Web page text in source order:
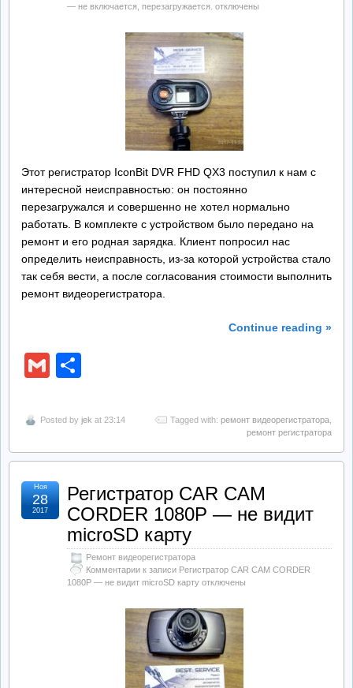
— не включается, перезагружается. отключены
Этот регистратор IconBit DVR FHD QX3 поступил к нам с
интересной неисправностью: он постоянно
перезагружался и совершенно не хотел нормально
работать. В комплекте с устройством было передано на
ремонт и его родная зарядка. Клиент попросил нас
определить неисправность, из-за которой устройства стало
так себя вести, а после согласования стоимости выполнить
ремонт видеорегистратора.
Continue reading »
Gmail
Posted by jek at 23:14 Tagged with: ремонт видеорегистратора
ремонт регистратора
Регистратор CAR CAM
CORDER 1080P — не видит
microSD карту
Ремонт видеорегистратора
Комментарии к записи Регистратор CAR CAM CORDER
1080P — не видит microSD карту отключены
Ноя
28
2017